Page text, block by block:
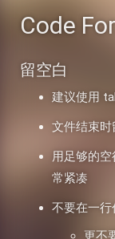
Code
留空白
建议使用
文件结束时
用足够的
常紧凑
不要在一
更不